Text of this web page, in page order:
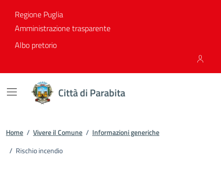
Regione Puglia
Amministrazione trasparente
Albo pretorio
Città di Parabita
Home / Vivere il Comune / Informazioni generiche
/ Rischio incendio